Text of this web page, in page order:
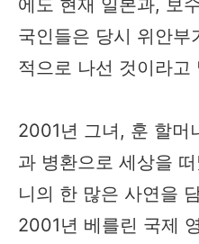
에도 현재 일본과, 보
국인들은 당시 위안
적으로 나선 것이라고
2001년 그녀, 훈 할머
과 병환으로 세상을
니의 한 많은 사연을
2001년 베를린 국제